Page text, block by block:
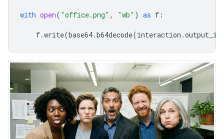
with open( "office.png" , "wb" ) as f :
f.write(base64.b64decode(interaction .